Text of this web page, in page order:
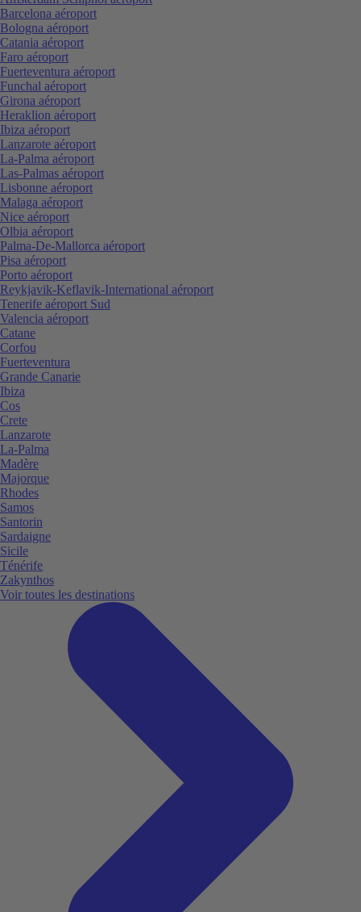
Barcelona aéroport
Bologna aéroport
Catania aéroport
Faro aéroport
Fuerteventura aéroport
Funchal aéroport
Girona aéroport
Heraklion aéroport
Ibiza aéroport
Lanzarote aéroport
La-Palma aéroport
Las-Palmas aéroport
Lisbonne aéroport
Malaga aéroport
Nice aéroport
Olbia aéroport
Palma-De-Mallorca aéroport
Pisa aéroport
Porto aéroport
Reykjavik-Keflavik-International aéroport
Tenerife aéroport Sud
Valencia aéroport
Catane
Corfou
Fuerteventura
Grande Canarie
Ibiza
Cos
Crete
Lanzarote
La-Palma
Madère
Majorque
Rhodes
Samos
Santorin
Sardaigne
Sicile
Ténérife
Zakynthos
Voir toutes les destinations